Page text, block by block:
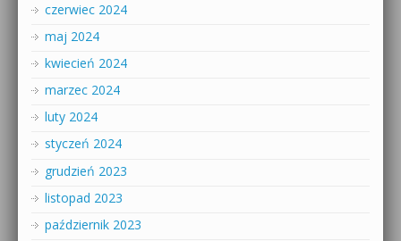
czerwiec 2024
maj 2024
kwiecień 2024
marzec 2024
luty 2024
styczeń 2024
grudzień 2023
listopad 2023
październik 2023